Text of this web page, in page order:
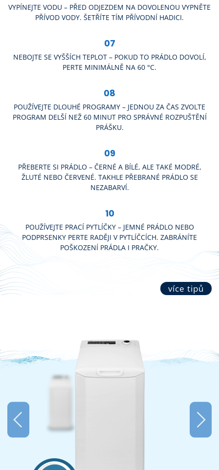
VYPÍNEJTE VODU – PŘED ODJEZDEM NA DOVOLENOU VYPNĚTE
PŘÍVOD VODY. ŠETŘÍTE TÍM PŘÍVODNÍ HADICI.
07
NEBOJTE SE VYŠŠÍCH TEPLOT – POKUD TO PRÁDLO DOVOLÍ,
PERTE MINIMÁLNĚ NA 60 °C.
08
POUŽÍVEJTE DLOUHÉ PROGRAMY – JEDNOU ZA ČAS ZVOLTE
PROGRAM DELŠÍ NEŽ 60 MINUT PRO SPRÁVNÉ ROZPUŠTĚNÍ
PRÁŠKU.
09
PŘEBERTE SI PRÁDLO – ČERNÉ A BÍLÉ, ALE TAKÉ MODRÉ,
ŽLUTÉ NEBO ČERVENÉ. TAKHLE PŘEBRANÉ PRÁDLO SE
NEZABARVÍ.
10
POUŽÍVEJTE PRACÍ PYTLÍČKY – JEMNÉ PRÁDLO NEBO
PODPRSENKY PERTE RADĚJI V PYTLÍČCÍCH. ZABRÁNÍTE
POŠKOZENÍ PRÁDLA I PRAČKY.
více tipů
Umí česky, vejde se do každé koupelny a vypere až
7 kg prádla najednou.